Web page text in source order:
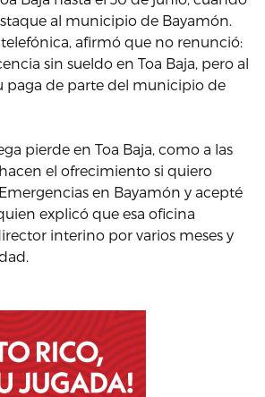
al municipio de Bayamón.
afirmó que no renunció:
sin sueldo en Toa Baja, pero al
paga de parte del municipio de
pierde en Toa Baja, como a las
el ofrecimiento si quiero
en Bayamón y acepté
explicó que esa oficina
interino por varios meses y